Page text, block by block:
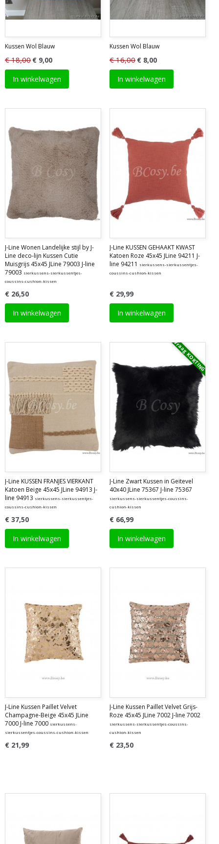
Kussen Wol Blauw
€ 18,00 € 9,00
In winkelwagen
Kussen Wol Blauw
€ 16,00 € 8,00
In winkelwagen
J-Line Wonen Landelijke stijl by J-
Line deco-lijn Kussen Cutie
Muisgrijs 45x45 JLine 79003 J-line
79003 sierkussens-sierkussentjes-
coussins-cushion-kissen
€ 26,50
In winkelwagen
J-Line KUSSEN GEHAAKT KWAST
Katoen Roze 45x45 JLine 94211 J-
line 94211
sierkussens-sierkussentjes-
coussins-cushion-kissen
€ 29,99
In winkelwagen
J-Line KUSSEN FRANJES VIERKANT
Katoen Beige 45x45 JLine 94913 J-
line 94913 sierkussens-sierkussentjes-
coussins-cushion-kissen
€ 37,50
In winkelwagen
Vraag KORTING
J-Line Zwart Kussen in Geitevel
40x40 JLine 75367 J-line 75367
sierkussens-sierkussentjes-coussins-
cushion-kissen
€ 66,99
In winkelwagen
J-Line Kussen Paillet Velvet
Champagne-Beige 45x45 JLine
7000 J-line 7000 sierkussens-
sierkussentjes-coussins-cushion-kissen
€ 21,99
J-Line Kussen Paillet Velvet Grijs-
Roze 45x45 JLine 7002 J-line 7002
sierkussens-sierkussentjes-coussins-
cushion-kissen
€ 23,50